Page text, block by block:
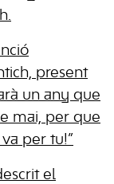
present
un any que
mai, per que
per tu!”
el